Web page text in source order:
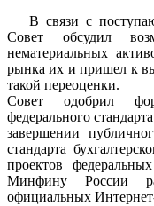
В связи с
Совет обсудил
нематериальных
рынка их и пришел к
такой переоценки.
Совет одобрил
федерального
завершении
стандарта
проектов
Минфину России
официальных